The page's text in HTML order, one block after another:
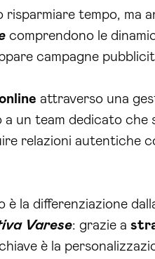
tempo, ma
comprendono le
campagne
attraverso una
a un team dedicato che
relazioni autentiche
la differenziazione
Varese: grazie a
è la